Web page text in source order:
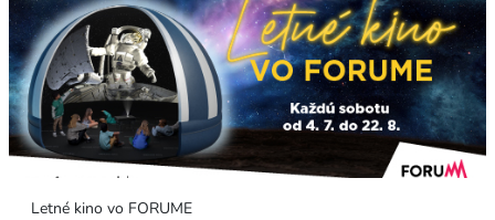
Letné kino vo FORUME